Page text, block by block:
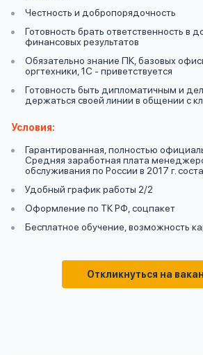
Честность и добропорядочность
Готовность брать ответственность в
финансовых результатов
Обязательно знание ПК, базовых
оргтехники, 1С - приветствуется
Готовность быть дипломатичным и
держаться своей линии в общении с
Условия:
Гарантированная, полностью
Средняя заработная плата
обслуживания по России в 2017 г.
Удобный график работы 2/2
Оформление по ТК РФ, соцпакет
Бесплатное обучение, возможность
Откликнуться на
Оформить заявку
Ответы
на
вопросы